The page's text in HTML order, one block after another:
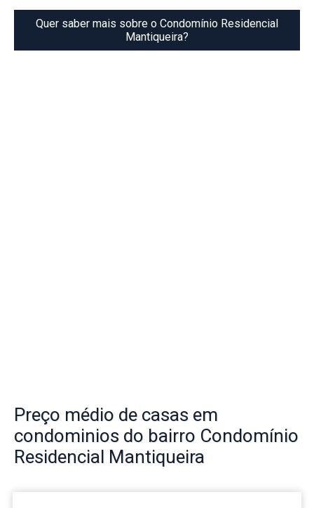
Quer saber mais sobre o Condomínio Residencial
Mantiqueira?
Preço médio de casas em
condominios do bairro Condomínio
Residencial Mantiqueira